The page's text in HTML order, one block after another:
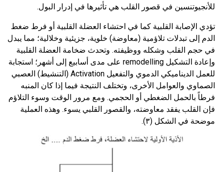
للأنجيوتنسين في قصور القلب هي تأثيرها في إدرار البول.
تؤدي الإصابة القلبية كما في احتشاء العضلة القلبية أو فرط ضغط
الدم إلى تبدلات تلاؤمية (معاوضة) خلوية، جزيئية وخلالية؛ مما يبدل
في حجم القلب وشكله ووظيفته. وتحدث ضخامة العضلة القلبية
وإعادة التشكيل remodelling على مدى أسابيع إلى أشهر؛ استجابة
للعمل الديناميكي الدموي والتفعيل Activation (التنشيط) العصبي
الصماوي والعوامل الأخرى، وتختلف النتيجة فيما إذا كان المنبه
فرطاً بالحمل الضغطي أو الحجمي. ومع مرور الوقت وسوء التلاؤم
فإن القلب يفقد معاوضته، والقصور القلبي يسوء. وهذه العملية
موضحة في الشكل (٣).